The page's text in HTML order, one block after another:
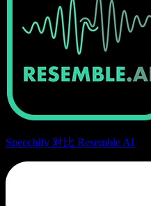
Speechify 对比 Resemble AI